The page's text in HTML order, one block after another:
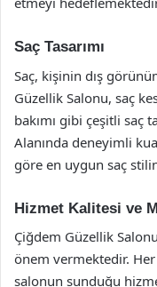
Saç Tasarımı
Saç, kişinin dış
Güzellik Salonu, saç
bakımı gibi çeşitli saç
Alanında deneyimli
göre en uygun saç
Hizmet Kalitesi ve
Çiğdem Güzellik
önem vermektedir.
salonun sunduğu